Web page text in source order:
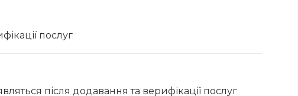
послуг
після додавання та верифікації послуг